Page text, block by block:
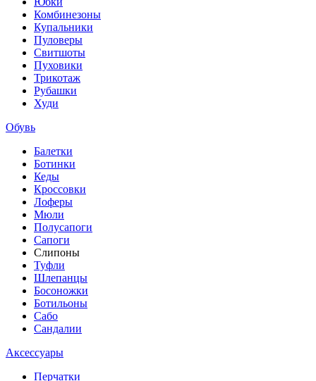
Комбинезоны
Купальники
Пуловеры
Свитшоты
Пуховики
Трикотаж
Рубашки
Худи
Обувь
Балетки
Ботинки
Кеды
Кроссовки
Лоферы
Мюли
Полусапоги
Сапоги
Слипоны
Туфли
Шлепанцы
Босоножки
Ботильоны
Сабо
Сандалии
Аксессуары
Перчатки